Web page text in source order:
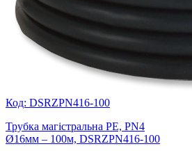
Код: DSRZPN416-100
Трубка магістральна PE, PN4
Ø16мм – 100м, DSRZPN416-100